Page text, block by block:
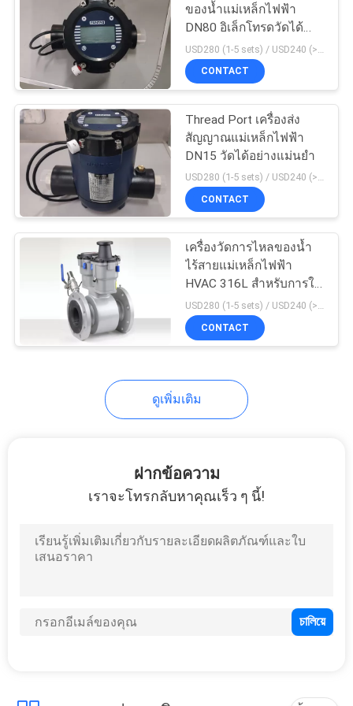
เว็บไซต์
PRIVACY
POLICY
ของน้ำแม่เหล็กไฟฟ้า
DN80 อิเล็กโทรดวัดได้
อย่างแม่นยำ 316
CONTACT
Thread Port เครื่องส่ง
สัญญาณแม่เหล็กไฟฟ้า
DN15 วัดได้อย่างแม่นยำ
USD280 (1-5 sets) / USD240 (>5 sets) MOQ:1
CONTACT
เครื่องวัดการไหลของน้ำ
ไร้สายแม่เหล็กไฟฟ้า
HVAC 316L สำหรับการใช้
งานถนนลาดยาง
USD280 (1-5 sets) / USD240 (>5 sets) MOQ:1
CONTACT
ดูเพิ่มเติม
ฝากข้อความ
เราจะโทรกลับหาคุณเร็ว ๆ นี้!